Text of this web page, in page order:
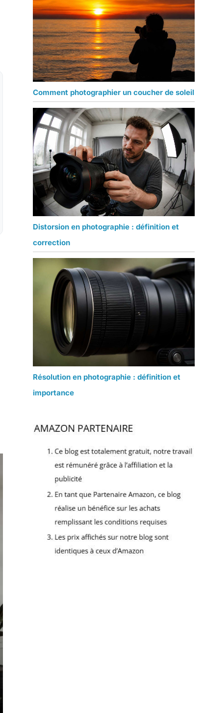
Comment photographier un coucher de soleil
Distorsion en photographie : définition et
correction
Résolution en photographie : définition et
importance